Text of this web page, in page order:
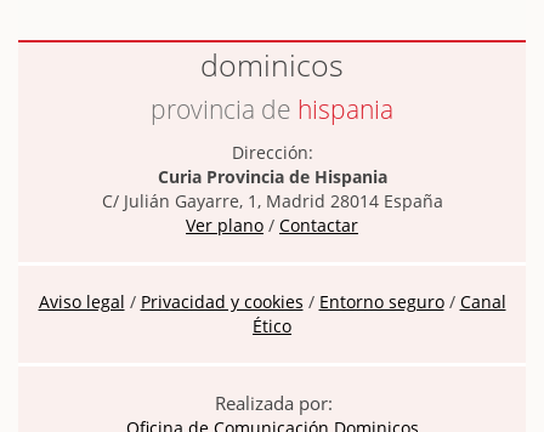
dominicos
provincia de hispania
Dirección:
Curia Provincia de Hispania
C/ Julián Gayarre, 1, Madrid 28014 España
Ver plano / Contactar
Aviso legal / Privacidad y cookies / Entorno seguro / Canal
Ético
Realizada por: